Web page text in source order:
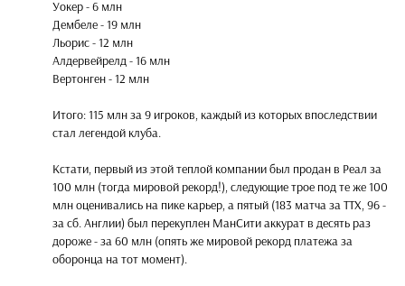
Уокер - 6 млн
Дембеле - 19 млн
Льорис - 12 млн
Алдервейрелд - 16 млн
Вертонген - 12 млн
Итого: 115 млн за 9 игроков, каждый из которых впоследствии
стал легендой клуба.
Кстати, первый из этой теплой компании был продан в Реал за
100 млн (тогда мировой рекорд!), следующие трое под те же 100
млн оценивались на пике карьер, а пятый (183 матча за ТТХ, 96 -
за сб. Англии) был перекуплен МанСити аккурат в десять раз
дороже - за 60 млн (опять же мировой рекорд платежа за
оборонца на тот момент).